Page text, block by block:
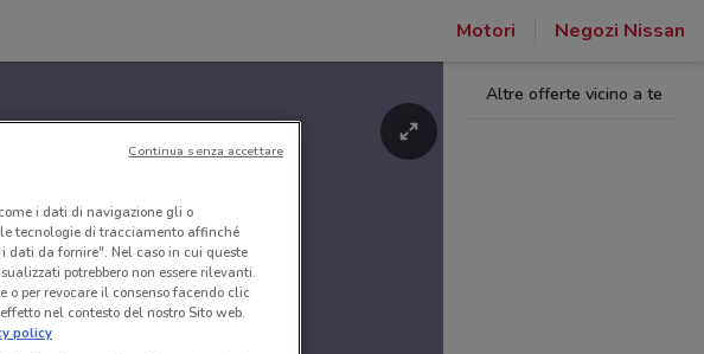
Motori Negozi Nissan
Altre offerte vicino a te
i dati di navigazione gli o
tecnologie di tracciamento affinché
dati da fornire". Nel caso in cui queste
potrebbero non essere rilevanti.
per revocare il consenso facendo clic
nel contesto del nostro Sito web.
policy
Continua senza accettare